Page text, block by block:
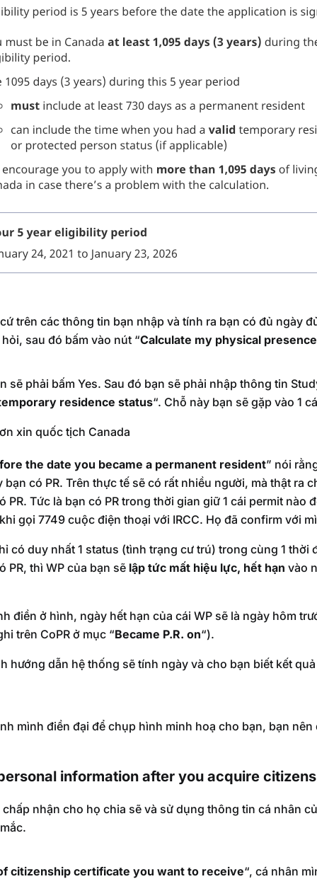
trên các thông tin bạn nhập và tính ra bạn có đủ ngày
sau đó bấm vào nút “Calculate my physical presence
sẽ phải bấm Yes. Sau đó bạn sẽ phải nhập thông tin
residence status“. Chỗ này bạn sẽ gặp vào 1
the date you became a permanent resident” nói
có PR. Trên thực tế sẽ có rất nhiều người, mà thật ra
PR. Tức là bạn có PR trong thời gian giữ 1 cái permit nào
gọi 7749 cuộc điện thoại với IRCC. Họ đã confirm với
có duy nhất 1 status (tình trạng cư trú) trong cùng 1 thời
PR, thì WP của bạn sẽ lập tức mất hiệu lực, hết hạn vào
điền ở hình, ngày hết hạn của cái WP sẽ là ngày hôm
trên CoPR ở mục “Became P.R. on“).
hướng dẫn hệ thống sẽ tính ngày và cho bạn biết kết
mình điền đại để chụp hình minh hoạ cho bạn, bạn
information after you acquire
nhận cho họ chia sẽ và sử dụng thông tin cá nhân
citizenship certificate you want to receive“, cá nhân